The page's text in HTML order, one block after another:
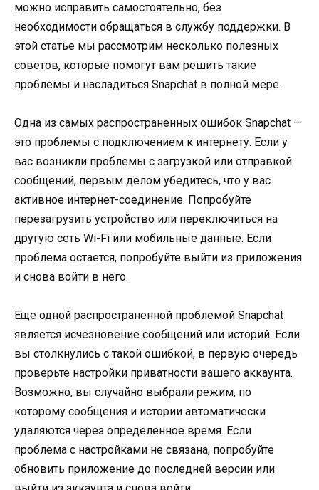
можно исправить самостоятельно, без
необходимости обращаться в службу поддержки. В
этой статье мы рассмотрим несколько полезных
советов, которые помогут вам решить такие
проблемы и насладиться Snapchat в полной мере.
Одна из самых распространенных ошибок Snapchat —
это проблемы с подключением к интернету. Если у
вас возникли проблемы с загрузкой или отправкой
сообщений, первым делом убедитесь, что у вас
активное интернет-соединение. Попробуйте
перезагрузить устройство или переключиться на
другую сеть Wi-Fi или мобильные данные. Если
проблема остается, попробуйте выйти из приложения
и снова войти в него.
Еще одной распространенной проблемой Snapchat
является исчезновение сообщений или историй. Если
вы столкнулись с такой ошибкой, в первую очередь
проверьте настройки приватности вашего аккаунта.
Возможно, вы случайно выбрали режим, по
которому сообщения и истории автоматически
удаляются через определенное время. Если
проблема с настройками не связана, попробуйте
обновить приложение до последней версии или